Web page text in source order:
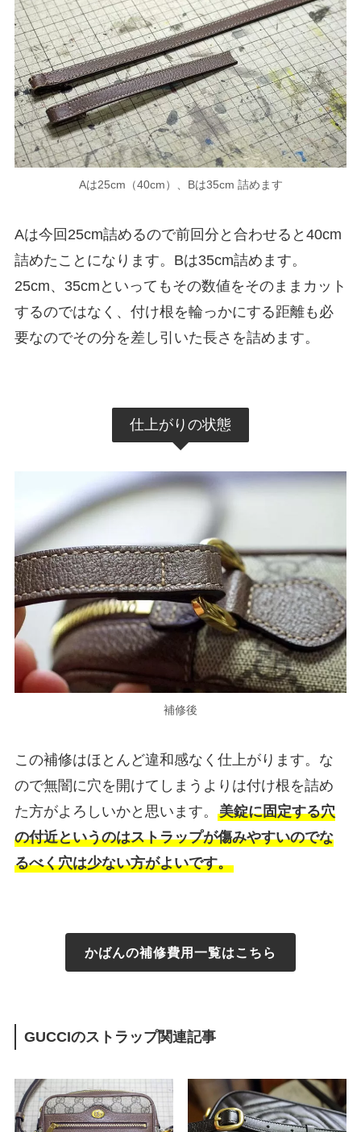
Aは25cm（40cm）、Bは35cm 詰めます
Aは今回25cm詰めるので前回分と合わせると40cm
詰めたことになります。Bは35cm詰めます。
25cm、35cmといってもその数値をそのままカット
するのではなく、付け根を輪っかにする距離も必
要なのでその分を差し引いた長さを詰めます。
仕上がりの状態
補修後
この補修はほとんど違和感なく仕上がります。な
ので無闇に穴を開けてしまうよりは付け根を詰め
た方がよろしいかと思います。 美錠に固定する穴
の付近というのはストラップが傷みやすいのでな
るべく穴は少ない方がよいです。
かばんの補修費用一覧はこちら
GUCCIのストラップ関連記事